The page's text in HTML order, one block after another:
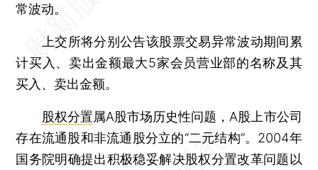
常波动。
上交所将分别公告该股票交易异常波动期间累
计买入、卖出金额最大5家会员营业部的名称及其
买入、卖出金额。
股权分置属A股市场历史性问题，A股上市公司
存在流通股和非流通股分立的“二元结构”。2004年
国务院明确提出积极稳妥解决股权分置改革问题以